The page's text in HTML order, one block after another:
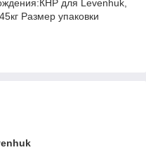
для Levenhuk,
Размер упаковки